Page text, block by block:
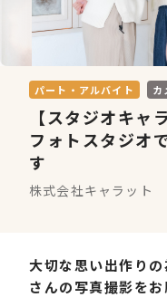
パート・アルバイト カ
【スタジオキャ
フォトスタジオ
す
株式会社キャラット
大切な思い出作り
さんの写真撮影を